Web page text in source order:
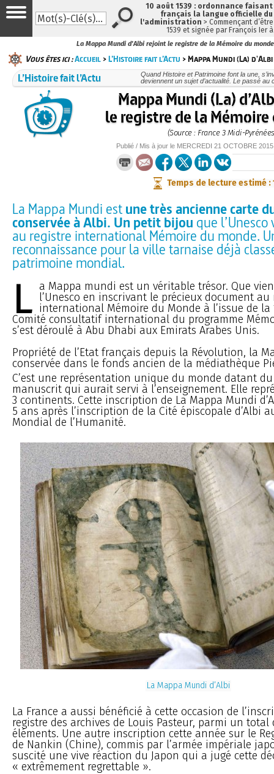
La Mappa Mundi d'Albi rejoint le registre de la Mémoire du monde
Vous êtes ici :Accueil >L’Histoire fait l’Actu > Mappa Mundi (La)
L’Histoire fait l’Actu
Quand Histoire et Patrimoine font la une,
deviennent un sujet d’actualité. Le passé au
Mappa Mundi (La)
le registre de la
(Source : France 3 Midi-
Publié / Mis à jour le MERCREDI 21 OCTOBRE 2015
Temps de lecture estimé :
La Mappa Mundi estune très ancienne carte
conservée à Albi. Un petit bijou que
au registre international Mémoire du monde.
reconnaissance pour la ville tarnaise déjà
patrimoine mondial.
L a Mappa mundi est un véritable trésor. Que
l’Unesco en inscrivant le précieux document au
international Mémoire du Monde à l’issue de la
Comité consultatif international du programme
s’est déroulé à Abu Dhabi aux Emirats Arabes Unis.
Propriété de l’Etat français depuis la Révolution, la
conservée dans le fonds ancien de la médiathèque
C’est une représentation unique du monde datant
manuscrit qui aurait servi à l’enseignement. Elle
3 continents. Cette inscription de La Mappa Mundi
5 ans après l’inscription de la Cité épiscopale d’Albi
Mondial de l’Humanité.
La Mappa Mundi d’Albi
La France a aussi bénéficié à cette occasion de
registre des archives de Louis Pasteur, parmi un total
éléments. Une autre inscription cette année sur le
de Nankin (Chine), commis par l’armée impériale
suscité une vive réaction du Japon qui a jugé cette
« extrêmement regrettable ».
10 août 1539 : ordonnance
français la langue officielle
l'administration > Commençant
1539 et signée par François Ier